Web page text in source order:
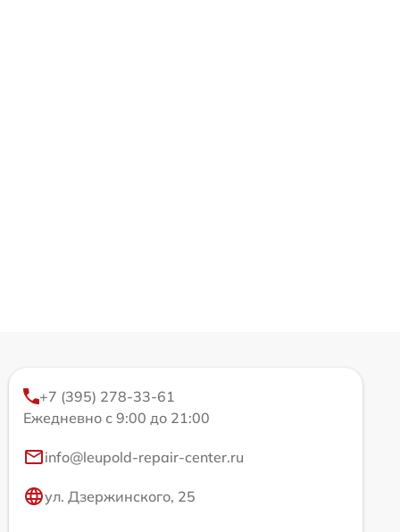
+7 (395) 278-33-61
Ежедневно с 9:00 до 21:00
info@leupold-repair-center.ru
ул. Дзержинского, 25